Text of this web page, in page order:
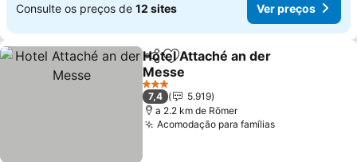
Consulte os preços de 12 sites Ver preços
PartilharAdicionar aos favoritos
Hotel Attaché an der
Messe
Ver preços
3 Estrelas
7,4
5.919
a 2.2 km de Römer
Acomodação para famíliasVer preços